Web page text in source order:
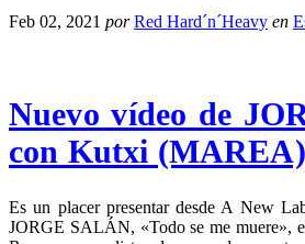
Feb 02, 2021 por Red Hard´n´Heavy en
Nuevo vídeo de
con Kutxi (MAREA)
Es un placer presentar desde A New
JORGE SALÁN, «Todo se me muere»,